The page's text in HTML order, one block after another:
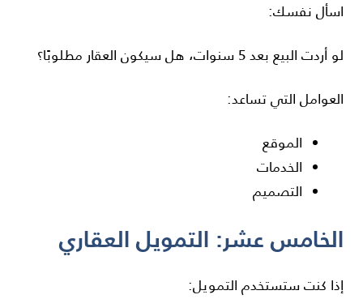
اسأل نفسك:
لو أردت البيع بعد 5 سنوات، هل سيكون العقار مطلوبًا؟
العوامل التي تساعد:
الموقع
الخدمات
التصميم
الخامس عشر: التمويل العقاري
إذا كنت ستستخدم التمويل: